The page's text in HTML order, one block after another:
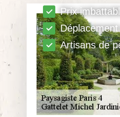
Prix
Artisans de